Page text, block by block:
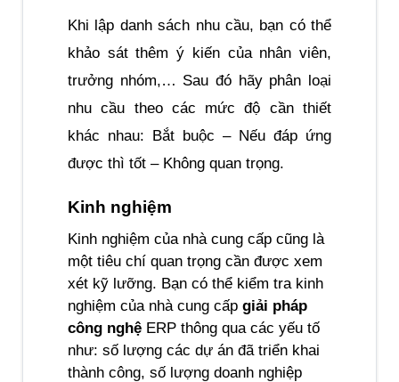
Khi lập danh sách nhu cầu, bạn có thể
khảo sát thêm ý kiến của nhân viên,
trưởng nhóm,… Sau đó hãy phân loại
nhu cầu theo các mức độ cần thiết
khác nhau: Bắt buộc – Nếu đáp ứng
được thì tốt – Không quan trọng.
Kinh nghiệm
Kinh nghiệm của nhà cung cấp cũng là
một tiêu chí quan trọng cần được xem
xét kỹ lưỡng. Bạn có thể kiểm tra kinh
nghiệm của nhà cung cấp giải pháp
công nghệ ERP thông qua các yếu tố
như: số lượng các dự án đã triển khai
thành công, số lượng doanh nghiệp